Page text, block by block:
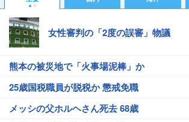
女性審判の「2度の誤審」物議
熊本の被災地で「火事場泥棒」か
25歳国税職員が脱税か 懲戒免職
メッシの父ホルヘさん死去 68歳